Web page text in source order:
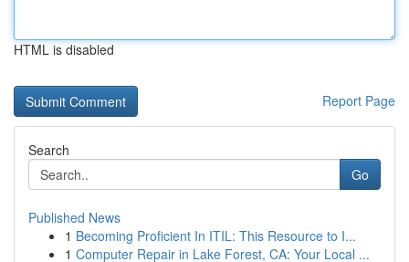
HTML is disabled
Report Page
Search
Go
Published News
1 Becoming Proficient In ITIL: This Resource to I...
1 Computer Repair in Lake Forest, CA: Your Local ...